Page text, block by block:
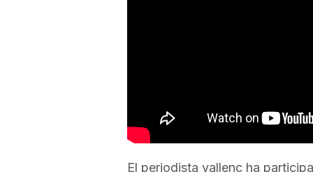
El periodista vallenc ha